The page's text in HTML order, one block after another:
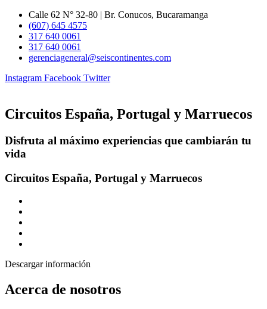
contenido
Calle 62 N° 32-80 | Br. Conucos, Bucaramanga
(607) 645 4575
317 640 0061
317 640 0061
gerenciageneral@seiscontinentes.com
Instagram Facebook Twitter
Circuitos España, Portugal y Marruecos
Disfruta al máximo experiencias que cambiarán tu
vida
Circuitos España, Portugal y Marruecos
Descargar información
Acerca de nosotros